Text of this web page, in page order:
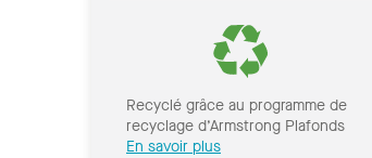
Recyclé grâce au programme de
recyclage d’Armstrong Plafonds
En savoir plus